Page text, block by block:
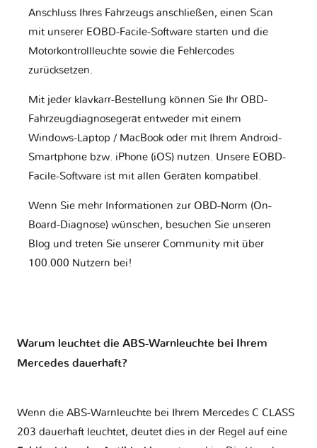
Anschluss Ihres Fahrzeugs anschließen, einen Scan
mit unserer EOBD-Facile-Software starten und die
Motorkontrollleuchte sowie die Fehlercodes
zurücksetzen.
Mit jeder klavkarr-Bestellung können Sie Ihr OBD-
Fahrzeugdiagnosegerät entweder mit einem
Windows-Laptop / MacBook oder mit Ihrem Android-
Smartphone bzw. iPhone (iOS) nutzen. Unsere EOBD-
Facile-Software ist mit allen Geräten kompatibel.
Wenn Sie mehr Informationen zur OBD-Norm (On-
Board-Diagnose) wünschen, besuchen Sie unseren
Blog und treten Sie unserer Community mit über
100.000 Nutzern bei!
Warum leuchtet die ABS-Warnleuchte bei Ihrem
Mercedes dauerhaft?
Wenn die ABS-Warnleuchte bei Ihrem Mercedes C CLASS
203 dauerhaft leuchtet, deutet dies in der Regel auf eine